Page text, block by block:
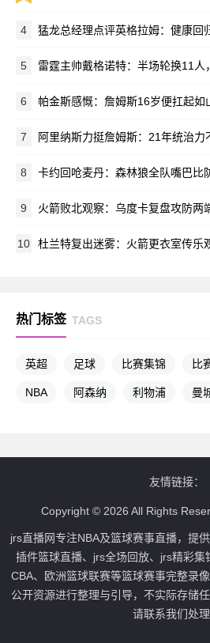
4 猛龙总经理点评英格拉姆：健康回归
5 雷霆主帅戴格诺特：半场轮换11人
6 帕金斯感慨：詹姆斯16岁便扛起如山
7 阿里纳斯力挺詹姆斯：21年统治力
8 卡约回呛麦丹：森林狼全队嘴巴比防
9 火箭败北观察：乌度卡复盘攻防两
10 杜兰特复出迷雾：火箭更衣室传乐观信
热门标签 TAGS
英超 足球 比赛集锦 比
NBA 阿森纳 利物浦 曼
友情链接：
Copyright © 2026 All Rights
jrs直播网专注NBA及篮球赛事直播，提
插件篮球直播、jrs全场回放、jrs精彩集
CBA、欧洲篮球联赛等篮球赛事完整录
公开资源进行整理与引导，不实际存储
请联系我们处理